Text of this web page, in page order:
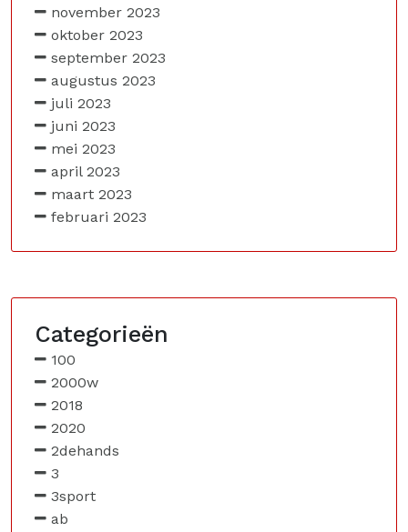
november 2023
oktober 2023
september 2023
augustus 2023
juli 2023
juni 2023
mei 2023
april 2023
maart 2023
februari 2023
Categorieën
100
2000w
2018
2020
2dehands
3
3sport
ab